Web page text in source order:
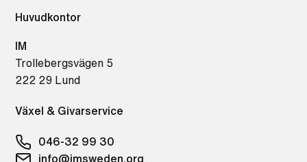
Huvudkontor
IM
Trollebergsvägen 5
222 29 Lund
Växel & Givarservice
046-32 99 30
info@imsweden.org